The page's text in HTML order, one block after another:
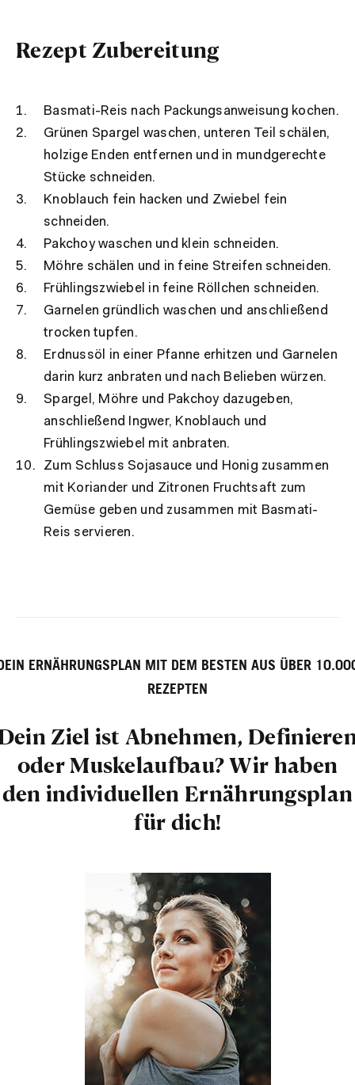
Rezept Zubereitung
Basmati-Reis nach Packungsanweisung kochen.
Grünen Spargel waschen, unteren Teil schälen,
holzige Enden entfernen und in mundgerechte
Stücke schneiden.
Knoblauch fein hacken und Zwiebel fein
schneiden.
Pakchoy waschen und klein schneiden.
Möhre schälen und in feine Streifen schneiden.
Frühlingszwiebel in feine Röllchen schneiden.
Garnelen gründlich waschen und anschließend
trocken tupfen.
Erdnussöl in einer Pfanne erhitzen und Garnelen
darin kurz anbraten und nach Belieben würzen.
Spargel, Möhre und Pakchoy dazugeben,
anschließend Ingwer, Knoblauch und
Frühlingszwiebel mit anbraten.
Zum Schluss Sojasauce und Honig zusammen
mit Koriander und Zitronen Fruchtsaft zum
Gemüse geben und zusammen mit Basmati-
Reis servieren.
ERNÄHRUNGSPLAN MIT DEM BESTEN AUS ÜBER
REZEPTEN
Ziel ist Abnehmen,
oder Muskelaufbau? Wir haben
den individuellen Ernährungsplan
für dich!